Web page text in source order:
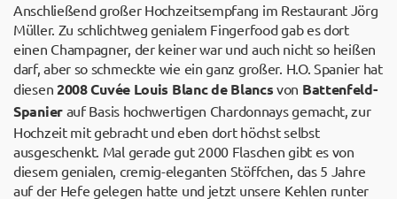
Anschließend großer Hochzeitsempfang im Restaurant Jörg
Müller. Zu schlichtweg genialem Fingerfood gab es dort
einen Champagner, der keiner war und auch nicht so heißen
darf, aber so schmeckte wie ein ganz großer. H.O. Spanier hat
diesen 2008 Cuvée Louis Blanc de Blancsvon Battenfeld-
Spanierauf Basis hochwertigen Chardonnays gemacht, zur
Hochzeit mit gebracht und eben dort höchst selbst
ausgeschenkt. Mal gerade gut 2000 Flaschen gibt es von
diesem genialen, cremig-eleganten Stöffchen, das 5 Jahre
auf der Hefe gelegen hatte und jetzt unsere Kehlen runter